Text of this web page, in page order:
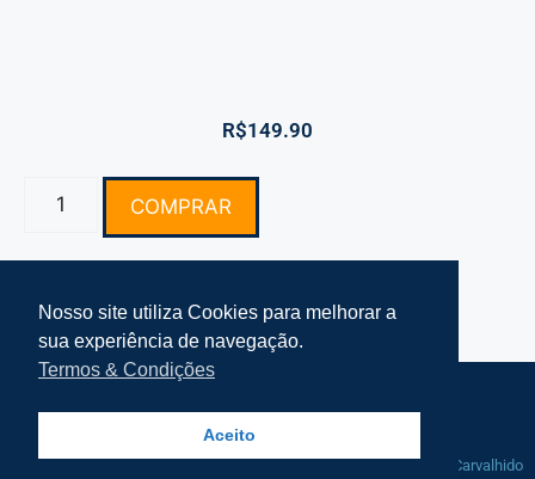
R$149.90
COMPRAR
© 2021-2025 Simplifke Simulado de
Manutenção porRafa Carvalhido
Nosso site utiliza Cookies para melhorar a
sua experiência de navegação.
Termos & Condições
Aceito